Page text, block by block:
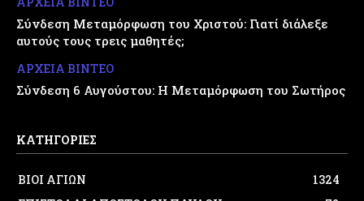
Σύνδεση Μεταμόρφωση του Χριστού: Γιατί διάλεξε
αυτούς τους τρεις μαθητές;
ΑΡΧΕΙΑ ΒΙΝΤΕΟ
Σύνδεση 6 Αυγούστου: Η Μεταμόρφωση του Σωτήρος
ΚΑΤΗΓΟΡΙΕΣ
ΒΙΟΙ ΑΓΙΩΝ
1324